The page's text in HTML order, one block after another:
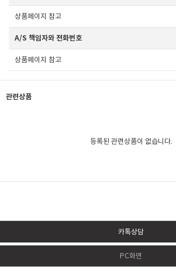
상품페이지 참고
A/S 책임자와 전화번호
상품페이지 참고
관련상품
등록된 관련상품이 없습니다.
카톡상담
PC화면